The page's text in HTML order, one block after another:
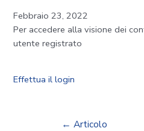
Febbraio 23, 2022
Per accedere alla visione dei
utente registrato
Effettua il login
← Articolo